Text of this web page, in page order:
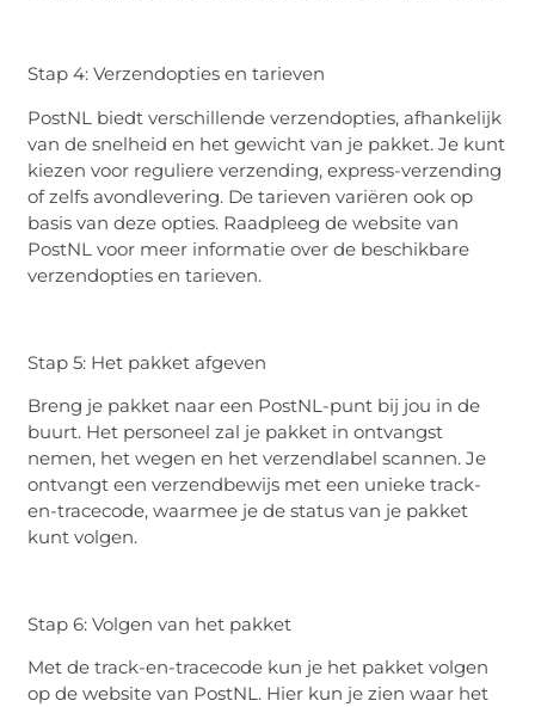
Stap 4: Verzendopties en tarieven
PostNL biedt verschillende verzendopties, afhankelijk
van de snelheid en het gewicht van je pakket. Je kunt
kiezen voor reguliere verzending, express-verzending
of zelfs avondlevering. De tarieven variëren ook op
basis van deze opties. Raadpleeg de website van
PostNL voor meer informatie over de beschikbare
verzendopties en tarieven.
Stap 5: Het pakket afgeven
Breng je pakket naar een PostNL-punt bij jou in de
buurt. Het personeel zal je pakket in ontvangst
nemen, het wegen en het verzendlabel scannen. Je
ontvangt een verzendbewijs met een unieke track-
en-tracecode, waarmee je de status van je pakket
kunt volgen.
Stap 6: Volgen van het pakket
Met de track-en-tracecode kun je het pakket volgen
op de website van PostNL. Hier kun je zien waar het